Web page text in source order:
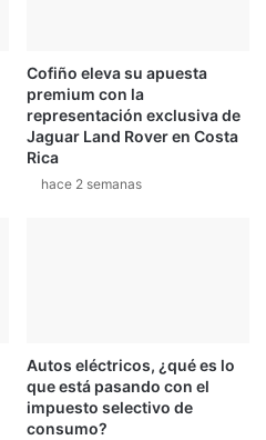
Cofiño eleva su apuesta
premium con la
representación exclusiva de
Jaguar Land Rover en Costa
Rica
hace 2 semanas
Autos eléctricos, ¿qué es lo
que está pasando con el
impuesto selectivo de
consumo?